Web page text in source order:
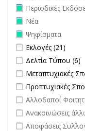
Remove
Περιοδικές
Remove Νέα filter
Νέα
Remove
Ψηφίσματα
Apply Εκλογές filter
Εκλογές (21)
Apply Δελτία
Δελτία Τύπου (6)
ApplyΜεταπτυχιακές
ApplyΠροπτυχιακές
undefined
Αλλοδαποί
undefined
Ανακοινώσεις
undefined
Αποφάσεις